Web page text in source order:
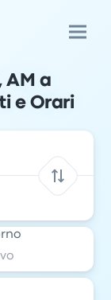
AM a
e Orari